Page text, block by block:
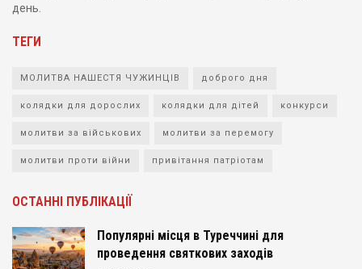
день.
ТЕГИ
МОЛИТВА НАШЕСТЯ ЧУЖИНЦІВ доброго дня
колядки для дорослих колядки для дітей конкурси
молитви за військових молитви за перемогу
молитви проти війни привітання патріотам
ОСТАННІ ПУБЛІКАЦІЇ
Популярні місця в Туреччині для
проведення святкових заходів